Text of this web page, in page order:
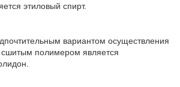
этиловый спирт.
вариантом осуществления
полимером является